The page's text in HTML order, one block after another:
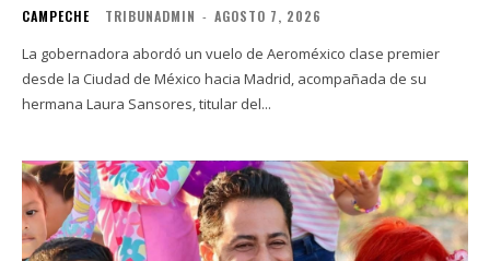
CAMPECHE TRIBUNADMIN - AGOSTO 7, 2026
La gobernadora abordó un vuelo de Aeroméxico clase premier
desde la Ciudad de México hacia Madrid, acompañada de su
hermana Laura Sansores, titular del...